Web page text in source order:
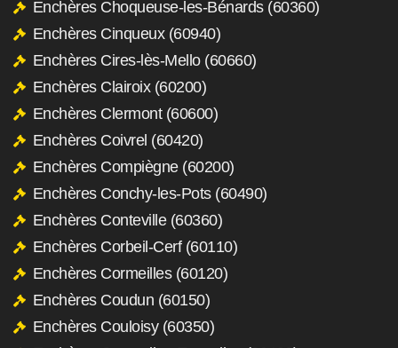
Enchères Choqueuse-les-Bénards (60360)
Enchères Cinqueux (60940)
Enchères Cires-lès-Mello (60660)
Enchères Clairoix (60200)
Enchères Clermont (60600)
Enchères Coivrel (60420)
Enchères Compiègne (60200)
Enchères Conchy-les-Pots (60490)
Enchères Conteville (60360)
Enchères Corbeil-Cerf (60110)
Enchères Cormeilles (60120)
Enchères Coudun (60150)
Enchères Couloisy (60350)